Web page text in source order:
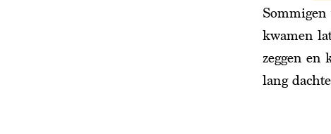
kwamen
zeggen en
lang